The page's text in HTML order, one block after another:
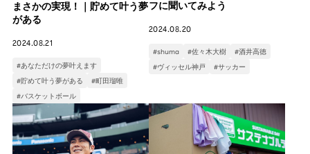
まさかの実現！｜貯めて叶う夢
がある
2024.08.21
#あなただけの夢叶えます
#貯めて叶う夢がある
#町田瑠唯
#バスケットボール
フに聞いてみよう
2024.08.20
#shuma #佐々木大樹
#酒井高徳
#ヴィッセル神戸
#サッカー